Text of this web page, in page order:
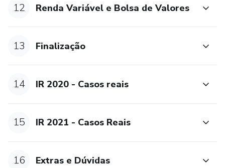
12 Renda Variável e Bolsa de Valores
13 Finalização
14 IR 2020 - Casos reais
15 IR 2021 - Casos Reais
16 Extras e Dúvidas